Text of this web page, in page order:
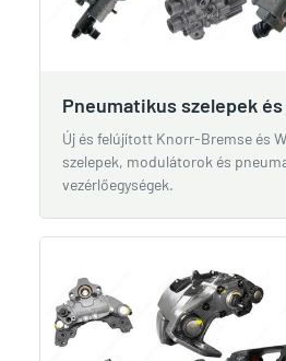
Pneumatikus szelepek
Új és felújított Knorr-Bremse és
szelepek, modulátorok és
vezérlőegységek.